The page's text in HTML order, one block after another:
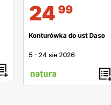
24 99
Konturówka do ust Daso
5 - 24 sie 2026